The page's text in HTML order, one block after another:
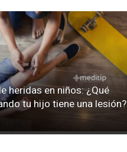
heridas en niños: ¿Qué
tu hijo tiene una lesión?